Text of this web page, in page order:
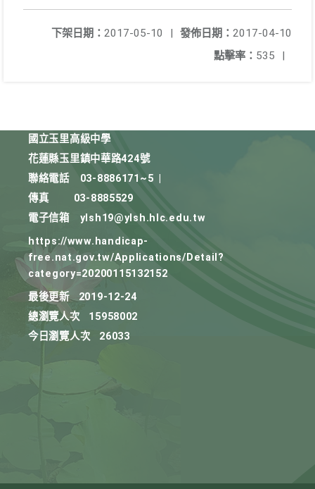
發佈日期： 2017-04-10
下架日期： 2017-05-10
|
點擊率： 535 |
國立玉里高級中學
花蓮縣玉里鎮中華路424號
聯絡電話
03-8886171~5
傳真
03-8885529
電子信箱
ylsh19@ylsh.hlc.edu.tw
https://www.handicap-
free.nat.gov.tw/Applications/Detail?
category=20200115132152
最後更新
2019-12-24
總瀏覽人次
15958002
今日瀏覽人次
26033